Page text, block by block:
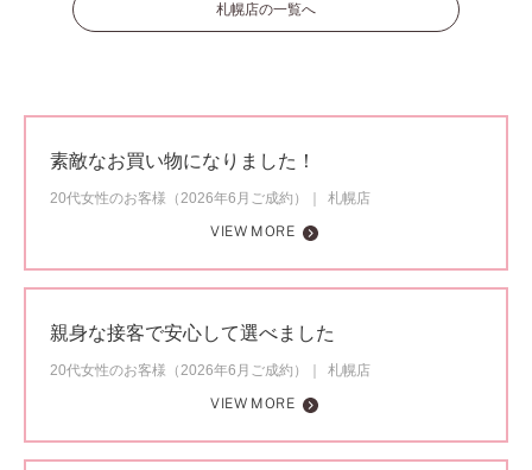
札幌店の一覧へ
素敵なお買い物になりました！
20代女性のお客様（2026年6月ご成約）
札幌店
VIEW MORE
親身な接客で安心して選べました
20代女性のお客様（2026年6月ご成約）
札幌店
VIEW MORE